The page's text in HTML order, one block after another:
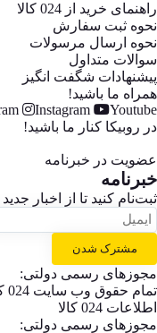
راهنمای خرید از 024 کالا
نحوه ثبت سفارش
نحوه ارسال مرسولات
سوالات متداول
پیشنهادات شگفت انگیز
همراه ما باشید!
Youtube
Instagram
در روبیکا کنار ما باشید!
عضویت در خبرنامه
خبر‌نامه
ثبت‌نام کنید تا از اخبار
مشترک شدن
مجوزهای رسمی دولتی:
اطلاعات 024 کالا
مجوزهای رسمی دولتی: